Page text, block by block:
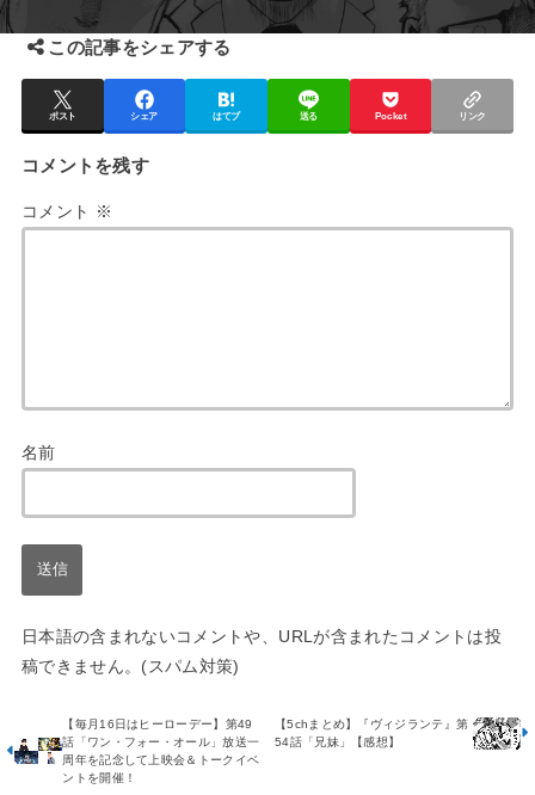
この記事をシェアする
ポスト シェア はてブ 送る Pocket リンク
コメントを残す
コメント ※
名前
日本語の含まれないコメントや、URLが含まれたコメントは投
稿できません。(スパム対策)
【5chまとめ】『ヴィジランテ』第
54話「兄妹」【感想】
【毎月16日はヒーローデー】第49
話「ワン・フォー・オール」放送一
周年を記念して上映会＆トークイベ
ントを開催！